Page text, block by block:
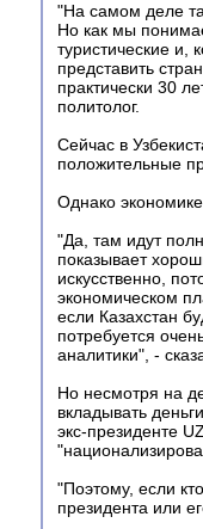
"На самом деле
Но как мы
туристические и,
представить
практически 30
политолог.
Сейчас в
положительные
Однако
"Да, там идут
показывает
искусственно,
экономическом
если Казахстан
потребуется
аналитики", -
Но несмотря на
вкладывать
экс-президенте
"Поэтому, если
президента или